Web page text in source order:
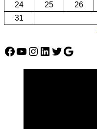
24
25 26
31
Facebook
YouTube
Instagram
LinkedIn
Twitter
Google